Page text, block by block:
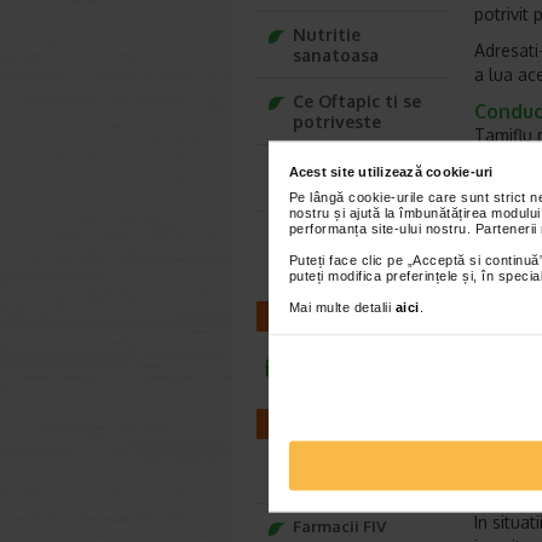
Acest site utilizează cookie-uri
Pe lângă cookie-urile care sunt strict
nostru și ajută la îmbunătățirea
performanța site-ului nostru.
Puteți face clic pe „Acceptă si
puteți modifica preferințele și, în
Mai multe detalii aici
potrivit
a lua
Tamiflu
Luati
repede
Pentru
Pentru
zi, timp
In
Nutritie
sanatoasa
Ce Oftapic ti se
potriveste
Adora – Adorabili
din prima clipa
Seturi cadou
Baylis&Harding
CONTACT
Farmacii FIV